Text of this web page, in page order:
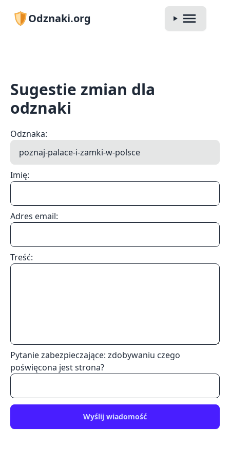
Odznaki.org
Sugestie zmian dla
odznaki
Odznaka:
Imię:
Adres email:
Treść:
Pytanie zabezpieczające: zdobywaniu czego
poświęcona jest strona?